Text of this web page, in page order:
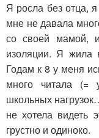
Я росла без отца,
мне не давала
со своей мамой,
изоляции. Я жила
Годам к 8 у меня
много читала (=
школьных
не хотела
грустно и одиноко.